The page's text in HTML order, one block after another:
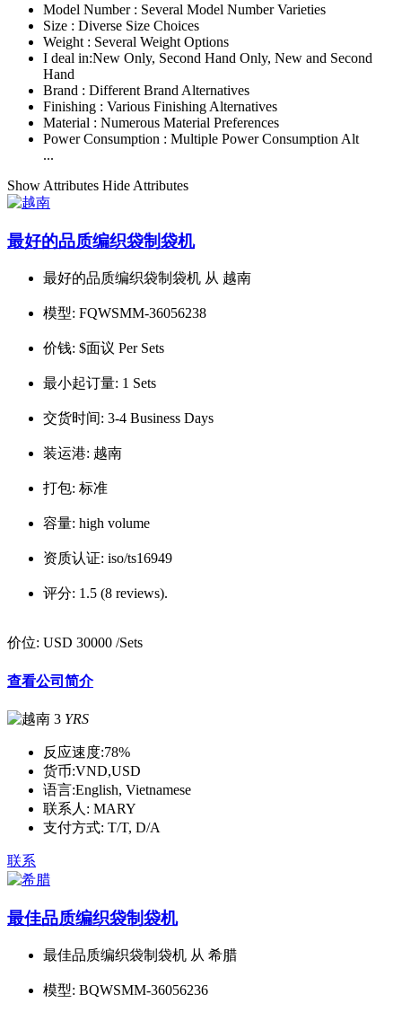
Model Number : Several Model Number Varieties
Size : Diverse Size Choices
Weight : Several Weight Options
I deal in:New Only, Second Hand Only, New and Second
Hand
Brand : Different Brand Alternatives
Finishing : Various Finishing Alternatives
Material : Numerous Material Preferences
Power Consumption : Multiple Power Consumption Alt
...
Show Attributes Hide Attributes
最好的品质编织袋制袋机
最好的品质编织袋制袋机 从 越南
模型: FQWSMM-36056238
价钱: $面议 Per Sets
最小起订量: 1 Sets
交货时间: 3-4 Business Days
装运港: 越南
打包: 标准
容量: high volume
资质认证: iso/ts16949
评分: 1.5 (8 reviews).
价位: USD 30000 /Sets
查看公司简介
3 YRS
反应速度:78%
货币:VND,USD
语言:English, Vietnamese
联系人: MARY
支付方式: T/T, D/A
联系
最佳品质编织袋制袋机
最佳品质编织袋制袋机 从 希腊
模型: BQWSMM-36056236